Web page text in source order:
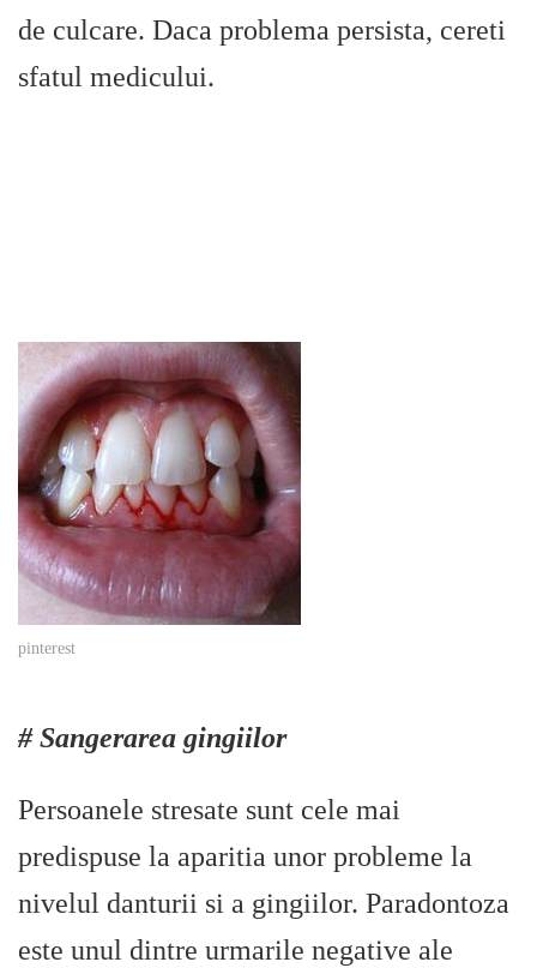
de culcare. Daca problema persista, cereti
sfatul medicului.
pinterest
# Sangerarea gingiilor
Persoanele stresate sunt cele mai
predispuse la aparitia unor probleme la
nivelul danturii si a gingiilor. Paradontoza
este unul dintre urmarile negative ale